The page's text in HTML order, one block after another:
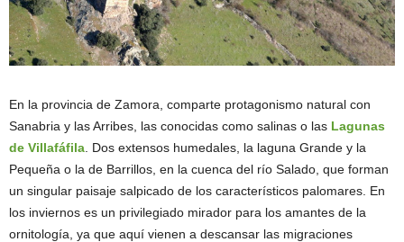
En la provincia de Zamora, comparte protagonismo natural con
Sanabria y las Arribes, las conocidas como salinas o las Lagunas
de Villafáfila . Dos extensos humedales, la laguna Grande y la
Pequeña o la de Barrillos, en la cuenca del río Salado, que forman
un singular paisaje salpicado de los característicos palomares. En
los inviernos es un privilegiado mirador para los amantes de la
ornitología, ya que aquí vienen a descansar las migraciones